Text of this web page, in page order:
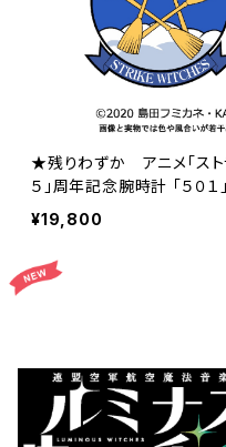
★残りわずか アニメ「スト
５」周年記念腕時計 「５０
(シリアルナンバー入り)
¥19,800